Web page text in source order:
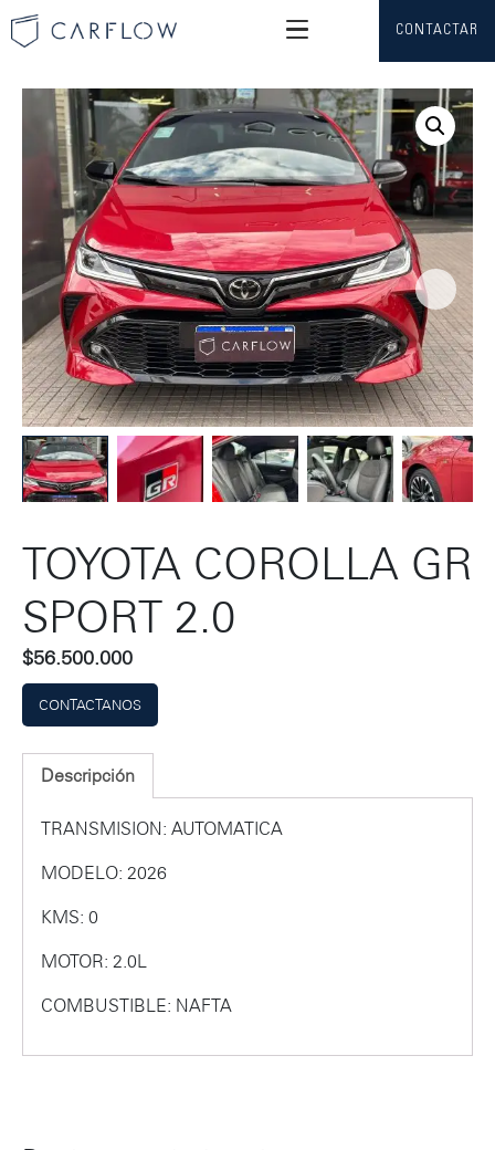
CONTACTAR
TOYOTA COROLLA GR
SPORT 2.0
$56.500.000
CONTACTANOS
Descripción
TRANSMISION: AUTOMATICA
MODELO: 2026
KMS: 0
MOTOR: 2.0L
COMBUSTIBLE: NAFTA